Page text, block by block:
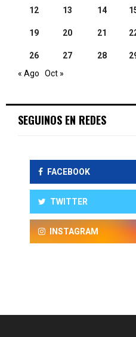
12 13 14
19 20 21
26 27 28
« Ago
Oct »
SEGUINOS EN REDES
FACEBOOK
TWITTER
INSTAGRAM